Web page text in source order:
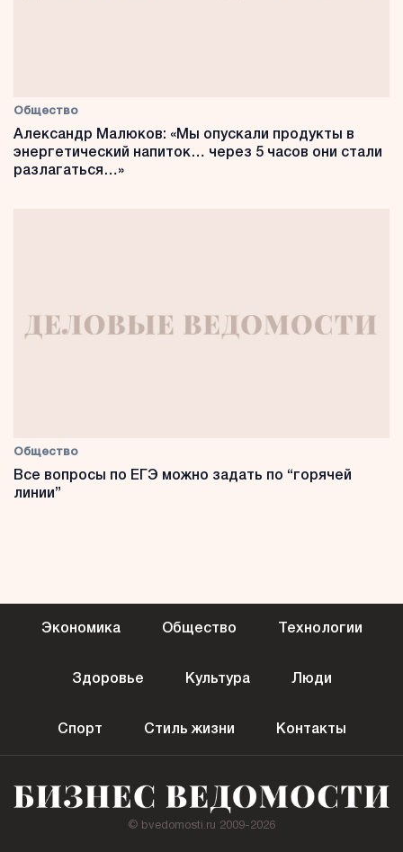
Общество
Александр Малюков: «Мы опускали продукты в
энергетический напиток… через 5 часов они стали
разлагаться…»
Общество
Все вопросы по ЕГЭ можно задать по “горячей
линии”
Экономика Общество Технологии
Здоровье Культура Люди
Спорт Стиль жизни Контакты
© bvedomosti.ru 2009-2026